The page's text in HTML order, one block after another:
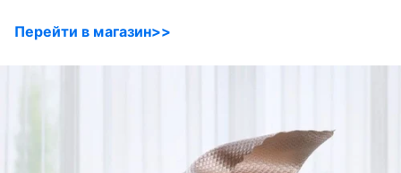
Перейти в магазин>>